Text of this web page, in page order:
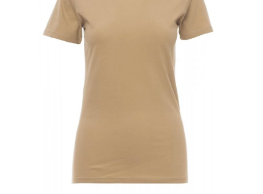
% OUTLET
Pre firmy
Doprava, platba a zľavy
Potlač lôg
Formulár na výmenu tovaru
Reklamačný poriadok
Akcie v predajniach
Formulár na vrátenie tovaru /odstúpenie od zmluvy
Obchodné podmienky